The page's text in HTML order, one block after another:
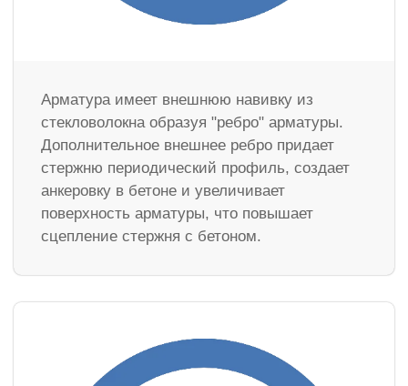
Арматура имеет внешнюю навивку из
стекловолокна образуя "ребро" арматуры.
Дополнительное внешнее ребро придает
стержню периодический профиль, создает
анкеровку в бетоне и увеличивает
поверхность арматуры, что повышает
сцепление стержня с бетоном.